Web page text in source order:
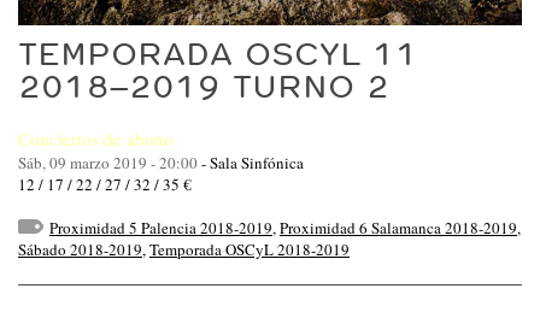
TEMPORADA OSCYL 11
2018–2019 TURNO 2
Conciertos de abono
Sáb, 09 marzo 2019 - 20:00-Sala Sinfónica
12 / 17 / 22 / 27 / 32 / 35 €
Proximidad 5 Palencia 2018-2019,Proximidad 6 Salamanca 2018-2019,
Sábado 2018-2019,Temporada OSCyL 2018-2019